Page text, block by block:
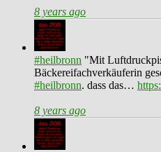
8 years ago
#heilbronn "Mit
Bäckereifachverkäuferin
#heilbronn. dass das…
8 years ago